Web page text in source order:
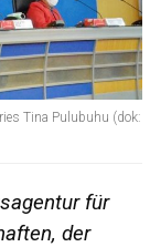
Tina Pulubuhu (dok:
für
der